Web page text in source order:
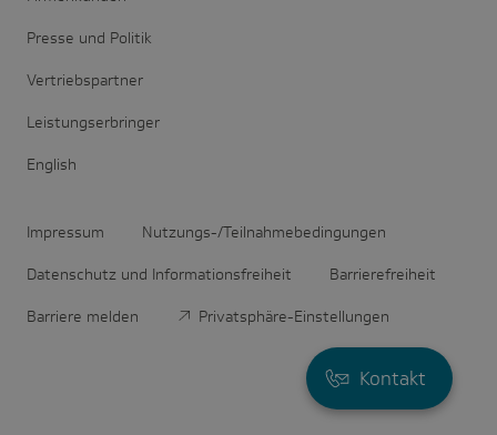
Kontakt
Presse und Politik
Vertriebspartner
Leistungserbringer
English
Impressum Nutzungs-/Teilnahmebedingungen
Datenschutz und Informationsfreiheit Barrierefreiheit
Barriere melden Privatsphäre-Einstellungen